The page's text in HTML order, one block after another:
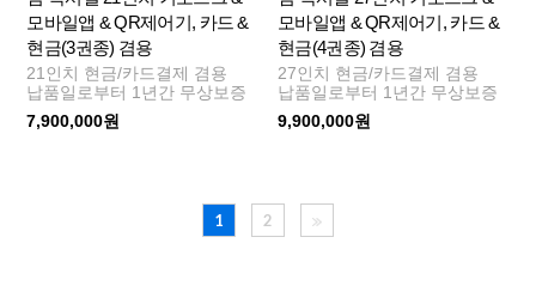
모바일앱 & QR제어기, 카드 &
현금(3권종) 겸용
21인치 현금/카드결제 겸용
납품일로부터 1년간 무상보증
7,900,000원
모바일앱 & QR제어기, 카드 &
현금(4권종) 겸용
27인치 현금/카드결제 겸용
납품일로부터 1년간 무상보증
9,900,000원
1 2